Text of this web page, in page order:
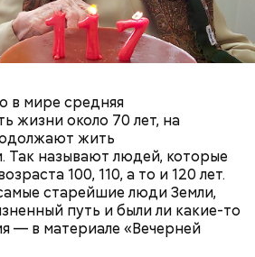
в мире средняя
жизни около 70 лет, на
жить
Так называют людей, которые
100, 110, а то и 120 лет.
старейшие люди Земли,
путь и были ли какие-то
— в материале «Вечерней
ЛЮДИ